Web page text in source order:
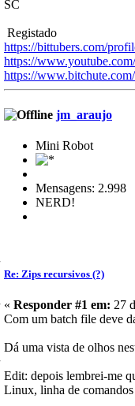
SC
Registado
https://bittubers.com/
https://
https://
jm_araujo
Mini Robot
Mensagens: 2.998
NERD!
Re: Zips recursivos (?)
« Responder #1 em: 27
Com um batch file deve
Dá uma vista de olhos
Edit: depois lembrei-me
Linux, linha de